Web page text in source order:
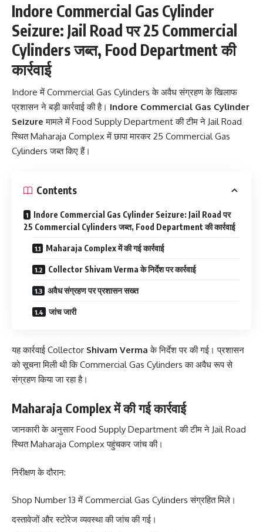
Indore Commercial Gas Cylinder
Seizure: Jail Road पर 25 Commercial
Cylinders जब्त, Food Department की
कार्रवाई
Indore में Commercial Gas Cylinders के अवैध संग्रहण के खिलाफ
प्रशासन ने बड़ी कार्रवाई की है। Indore Commercial Gas Cylinder
Seizure मामले में Food Supply Department की टीम ने Jail Road
स्थित Maharaja Complex में छापा मारकर 25 Commercial Gas
Cylinders जब्त किए हैं।
Contents
Indore Commercial Gas Cylinder Seizure: Jail Road पर
25 Commercial Cylinders जब्त, Food Department की कार्रवाई
Maharaja Complex में की गई कार्रवाई
Collector Shivam Verma के निर्देश पर कार्रवाई
अवैध संग्रहण पर प्रशासन सख्त
जांच जारी
यह कार्रवाई Collector Shivam Verma के निर्देश पर की गई। प्रशासन
को सूचना मिली थी कि Commercial Gas Cylinders का अवैध रूप से
संग्रहण किया जा रहा है।
Maharaja Complex में की गई कार्रवाई
जानकारी के अनुसार Food Supply Department की टीम ने Jail Road
स्थित Maharaja Complex पहुंचकर जांच की।
निरीक्षण के दौरान:
Shop Number 13 में Commercial Gas Cylinders संग्रहित मिले।
दस्तावेजों और स्टोरेज व्यवस्था की जांच की गई।